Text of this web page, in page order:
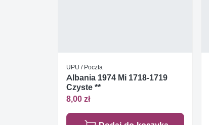
UPU / Poczta
Albania 1974 Mi 1718-1719
Czyste **
8,00 zł